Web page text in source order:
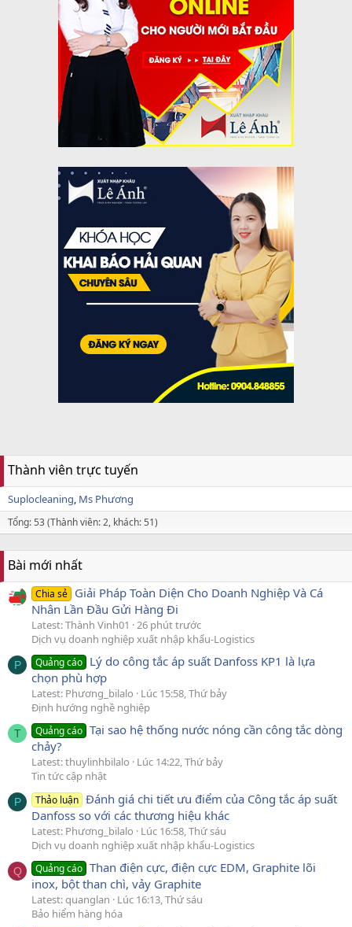
Thành viên trực tuyến
Suplocleaning Ms Phương
Tổng: 53 (Thành viên: 2, khách: 51)
Bài mới nhất
Chia sẻ Giải Pháp Toàn Diện Cho Doanh Nghiệp Và Cá
Nhân Lần Đầu Gửi Hàng Đi
Latest: Thành Vinh01
26 phút trước
Dịch vụ doanh nghiệp xuất nhập khẩu-Logistics
P Quảng cáo Lý do công tắc áp suất Danfoss KP1 là lựa
chọn phù hợp
Latest: Phương_bilalo
Lúc 15:58, Thứ bảy
Định hướng nghề nghiệp
T Quảng cáo Tại sao hệ thống nước nóng cần công tắc dòng
chảy?
Latest: thuylinhbilalo
Lúc 14:22, Thứ bảy
Tin tức cập nhật
P Thảo luận Đánh giá chi tiết ưu điểm của Công tắc áp suất
Danfoss so với các thương hiệu khác
Latest: Phương_bilalo
Lúc 16:58, Thứ sáu
Dịch vụ doanh nghiệp xuất nhập khẩu-Logistics
Q Quảng cáo Than điện cực, điện cực EDM, Graphite lõi
inox, bột than chì, vảy Graphite
Latest: quanglan
Lúc 16:13, Thứ sáu
Bảo hiểm hàng hóa